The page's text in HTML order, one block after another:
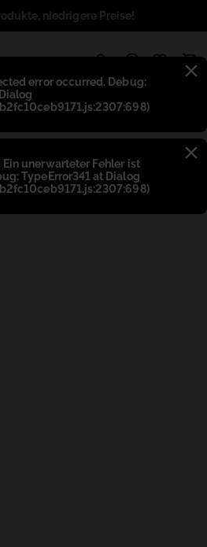
error occurred. Debug:
unerwarteter Fehler ist
TypeError341 at Dialog
niedrigere Preise!